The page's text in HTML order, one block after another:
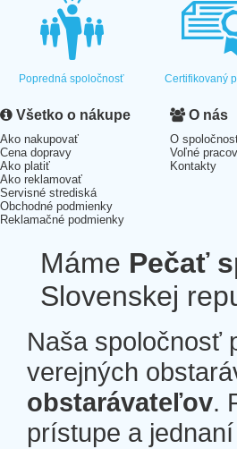
Popredná spoločnosť Certifikovaný
Všetko o nákupe
Ako nakupovať
Cena dopravy
Ako platiť
Ako reklamovať
Servisné strediská
Obchodné podmienky
Reklamačné podmienky
O nás
O
Voľné
Kontakty
Máme Pečať
Slovenskej
Naša spoločnosť
verejných
obstarávateľov.
prístupe a